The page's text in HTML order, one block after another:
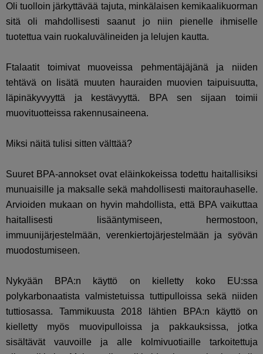
Oli tuolloin järkyttävää tajuta, minkälaisen kemikaalikuorman
sitä oli mahdollisesti saanut jo niin pienelle ihmiselle
tuotettua vain ruokaluvälineiden ja lelujen kautta.
Ftalaatit toimivat muoveissa pehmentäjäjänä ja niiden
tehtävä on lisätä muuten hauraiden muovien taipuisuutta,
läpinäkyvyyttä ja kestävyyttä. BPA sen sijaan toimii
muovituotteissa rakennusaineena.
Miksi näitä tulisi sitten välttää?
Suuret BPA-annokset ovat eläinkokeissa todettu haitallisiksi
munuaisille ja maksalle sekä mahdollisesti maitorauhaselle.
Arvioiden mukaan on hyvin mahdollista, että BPA vaikuttaa
haitallisesti lisääntymiseen, hermostoon,
immuunijärjestelmään, verenkiertojärjestelmään ja syövän
muodostumiseen.
Nykyään BPA:n käyttö on kielletty koko EU:ssa
polykarbonaatista valmistetuissa tuttipulloissa sekä niiden
tuttiosassa. Tammikuusta 2018 lähtien BPA:n käyttö on
kielletty myös muovipulloissa ja pakkauksissa, jotka
sisältävät vauvoille ja alle kolmivuotiaille tarkoitettuja